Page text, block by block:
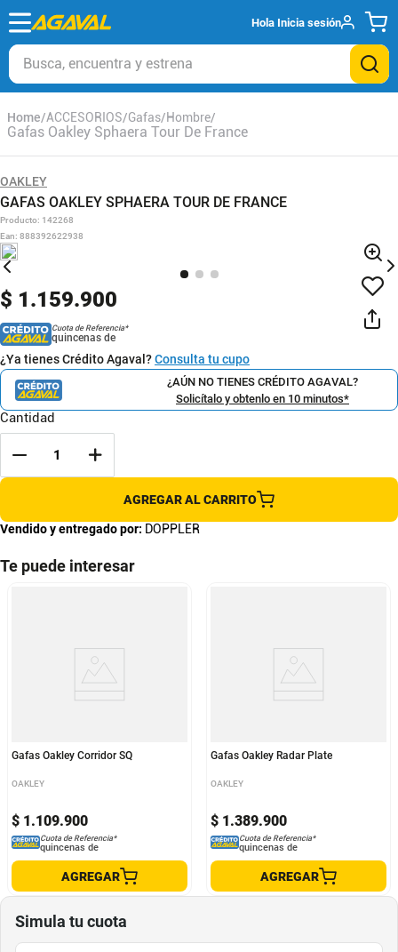
Hola Inicia sesión
Busca, encuentra y estrena
ACCESORIOS Gafas Hombre
Gafas Oakley Sphaera Tour De France
OAKLEY
GAFAS OAKLEY SPHAERA TOUR DE FRANCE
Producto: 142268
Ean: 888392622938
$ 1.159.900
Cuota de Referencia*
quincenas de
¿Ya tienes Crédito Agaval?Consulta tu cupo
¿AÚN NO TIENES CRÉDITO AGAVAL?
Solicítalo y obtenlo en 10 minutos*
Cantidad
AGREGAR AL CARRITO
Vendido y entregado por: DOPPLER
Te puede interesar
Gafas Oakley Corridor SQ
OAKLEY
$ 1.109.900
Cuota de Referencia*
quincenas de
AGREGAR
Gafas Oakley Radar Plate
OAKLEY
$ 1.389.900
Cuota de Referencia*
quincenas de
AGREGAR
Simula tu cuota